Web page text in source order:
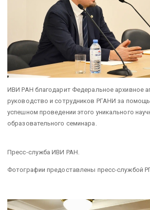
ИВИ РАН благодарит Федеральное архивное
руководство и сотрудников РГАНИ за помощь
успешном проведении этого уникального
образовательного семинара.
Пресс-служба ИВИ РАН.
Фотографии предоставлены пресс-службой